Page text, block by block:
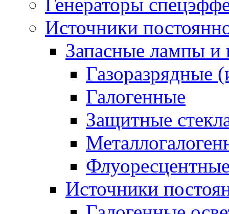
Генераторы
Источники
Запасные лампы и
Газоразрядные
Галогенные
Защитные
Источники